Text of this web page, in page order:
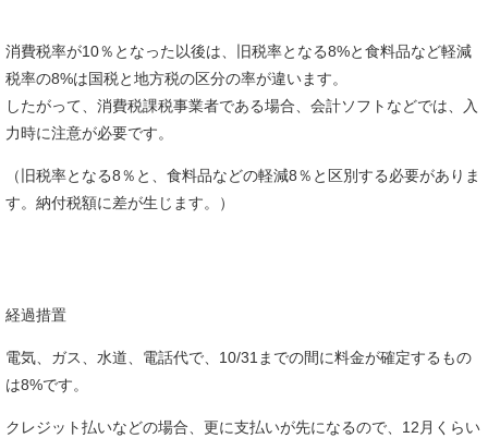
消費税率が10％となった以後は、旧税率となる8%と食料品など軽減
税率の8%は国税と地方税の区分の率が違います。
したがって、消費税課税事業者である場合、会計ソフトなどでは、入
力時に注意が必要です。
（旧税率となる8％と、食料品などの軽減8％と区別する必要がありま
す。納付税額に差が生じます。）
経過措置
電気、ガス、水道、電話代で、10/31までの間に料金が確定するもの
は8%です。
クレジット払いなどの場合、更に支払いが先になるので、12月くらい